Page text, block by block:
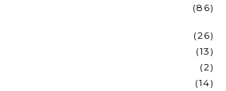
(86)
(26)
(13)
(2)
(14)